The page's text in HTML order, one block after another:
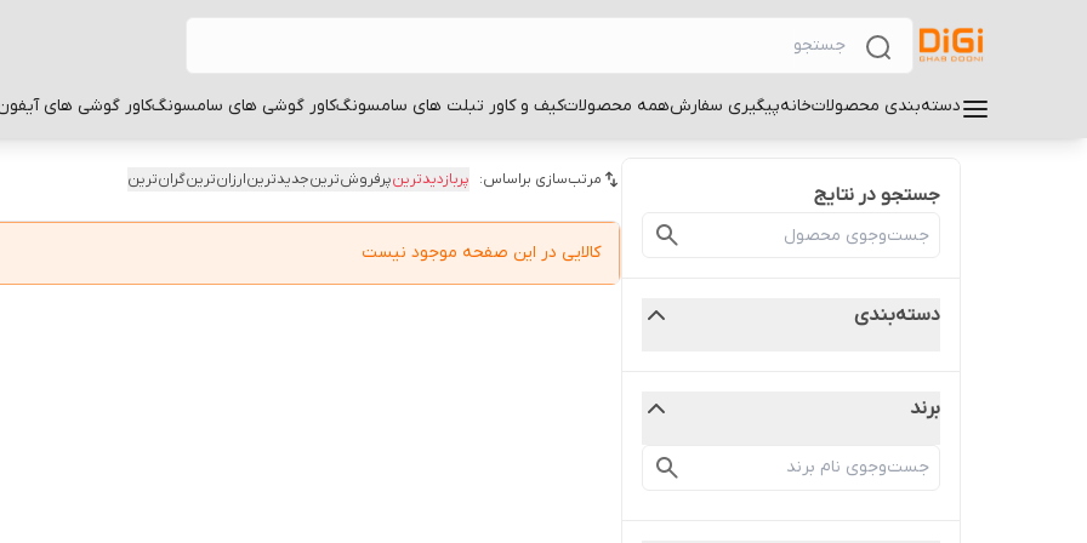
دسته‌بندی محصولاتخانهپیگیری سفارشهمه محصولاتکیف و کاور تبلت های سامسونگکاور گوشی های سامسونگکاور گوشی های
جستجو در نتایج
دسته‌بندی
برند
مرتب‌سازی براساس: پربازدیدترینپرفروش‌ترینجدیدترینارزان‌ترینگران‌ترین
کالایی در این صفحه موجود نیست